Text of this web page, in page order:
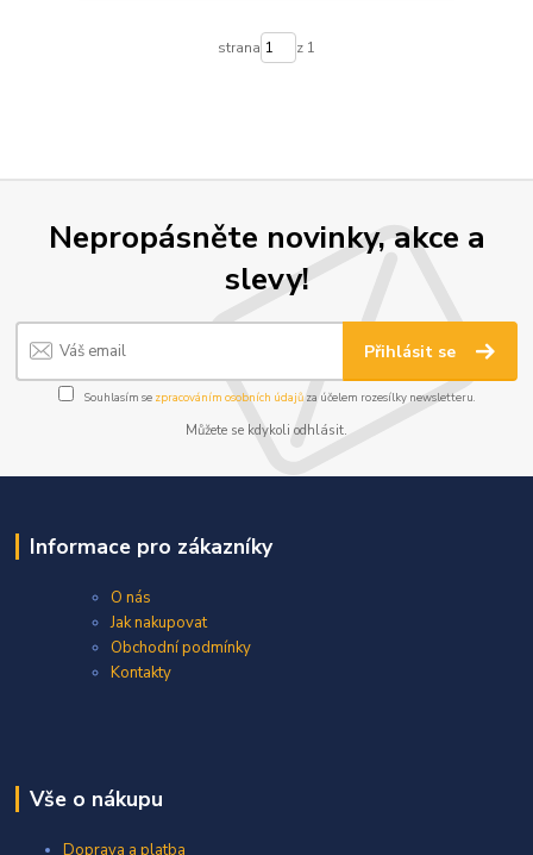
strana z 1
Nepropásněte novinky, akce a
slevy!
Přihlásit se
Souhlasím se zpracováním osobních údajůza účelem rozesílky newsletteru.
Můžete se kdykoli odhlásit.
Informace pro zákazníky
O nás
Jak nakupovat
Obchodní podmínky
Kontakty
Vše o nákupu
Doprava a platba